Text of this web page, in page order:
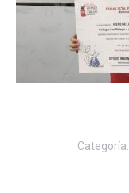
Categoría: